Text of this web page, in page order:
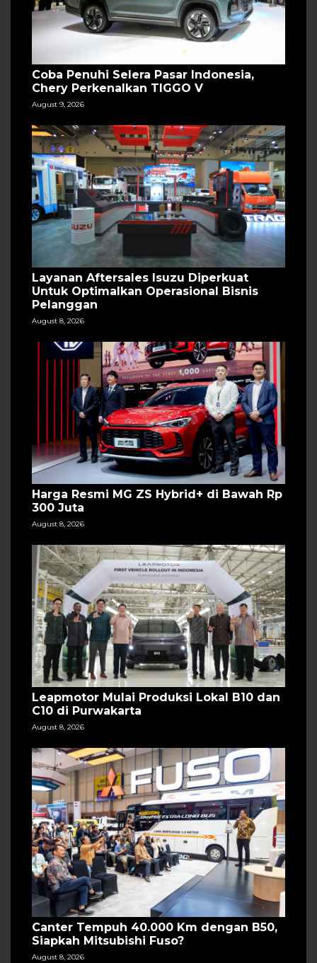
Coba Penuhi Selera Pasar Indonesia,
Chery Perkenalkan TIGGO V
August 9, 2026
Layanan Aftersales Isuzu Diperkuat
Untuk Optimalkan Operasional Bisnis
Pelanggan
August 8, 2026
Harga Resmi MG ZS Hybrid+ di Bawah Rp
300 Juta
August 8, 2026
Leapmotor Mulai Produksi Lokal B10 dan
C10 di Purwakarta
August 8, 2026
Canter Tempuh 40.000 Km dengan B50,
Siapkah Mitsubishi Fuso?
August 8, 2026